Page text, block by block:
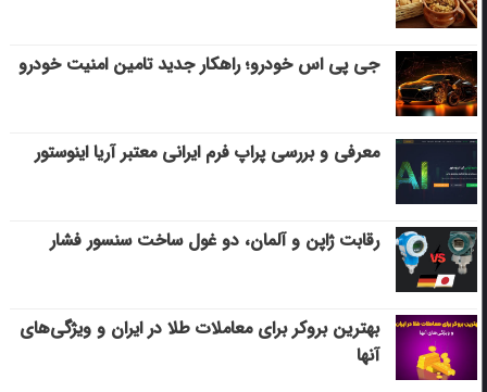
جی پی اس خودرو؛ راهکار جدید تامین امنیت خودرو
معرفی و بررسی پراپ فرم ایرانی معتبر آریا اینوستور
رقابت ژاپن و آلمان، دو غول ساخت سنسور فشار
بهترین بروکر برای معاملات طلا در ایران و ویژگی‌های
آنها